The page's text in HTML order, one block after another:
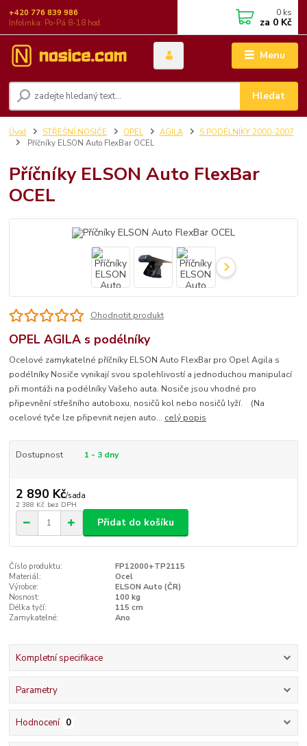
Menu
Hledat
+420 776 839 986
Infolinka: Po-Pá 8-18 hod.
0 ks
za 0 Kč
Úvod STŘEŠNÍ NOSIČE OPEL AGILA
S PODÉLNÍKY 2000-2007
Příčníky ELSON Auto FlexBar OCEL
Příčníky ELSON Auto FlexBar
OCEL
Ohodnotit produkt
OPEL AGILA s podélníky
Ocelové zamykatelné příčníky ELSON Auto FlexBar pro Opel Agila s
podélníky Nosiče vynikají svou spolehlivostí a jednoduchou manipulací
při montáži na podélníky Vašeho auta. Nosiče jsou vhodné pro
připevnění střešního autoboxu, nosičů kol nebo nosičů lyží. (Na
ocelové tyče lze připevnit nejen auto... celý popis
Dostupnost 1 - 3 dny
2 890 Kč/sada
2 388 Kč bez DPH
Přidat do košíku
Číslo produktu:
FP12000+TP2115
Materiál:
Ocel
Výrobce:
ELSON Auto (ČR)
Nosnost:
100 kg
Délka tyčí:
115 cm
Zamykatelné:
Ano
Kompletní specifikace
Parametry
Hodnocení 0